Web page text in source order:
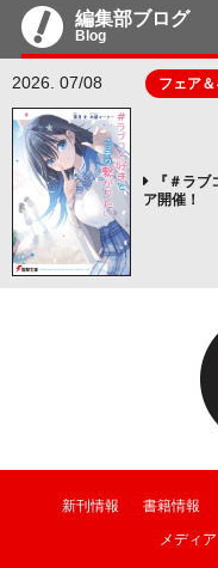
編集部ブログ
Blog
2026. 07/08 フェア
『＃ラ
ア開催！
新刊情報 書籍情報
メディ